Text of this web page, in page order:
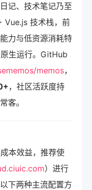
记、技术笔记乃至
Vue.js 技术栈，前
力与低资源消耗特
生运行。GitHub
memos，
，社区活跃度持
客。
本效益，推荐使
）进行
下两种主流配置方